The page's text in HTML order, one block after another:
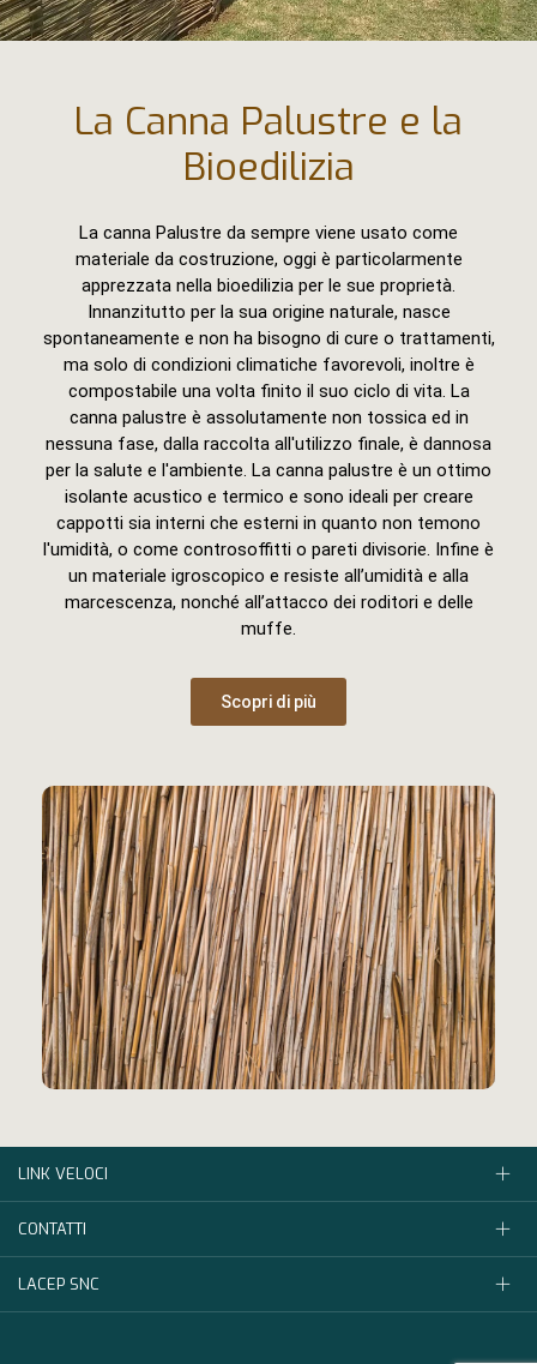
La Canna Palustre e la
Bioedilizia
La canna Palustre da sempre viene usato come
materiale da costruzione, oggi è particolarmente
apprezzata nella bioedilizia per le sue proprietà.
Innanzitutto per la sua origine naturale, nasce
spontaneamente e non ha bisogno di cure o trattamenti,
ma solo di condizioni climatiche favorevoli, inoltre è
compostabile una volta finito il suo ciclo di vita. La
canna palustre è assolutamente non tossica ed in
nessuna fase, dalla raccolta all'utilizzo finale, è dannosa
per la salute e l'ambiente. La canna palustre è un ottimo
isolante acustico e termico e sono ideali per creare
cappotti sia interni che esterni in quanto non temono
l'umidità, o come controsoffitti o pareti divisorie. Infine è
un materiale igroscopico e resiste all’umidità e alla
marcescenza, nonché all’attacco dei roditori e delle
muffe.
Scopri di più
LINK VELOCI
CONTATTI
LACEP SNC